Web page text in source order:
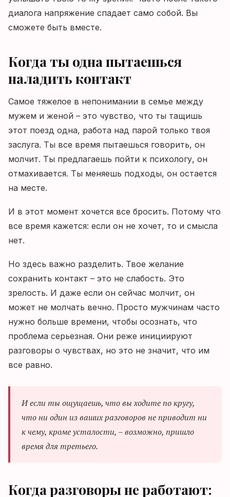
диалога напряжение спадает само собой. Вы
сможете быть вместе.
Когда ты одна пытаешься
наладить контакт
Самое тяжелое в непонимании в семье между
мужем и женой – это чувство, что ты тащишь
этот поезд одна, работа над парой только твоя
заслуга. Ты все время пытаешься говорить, он
молчит. Ты предлагаешь пойти к психологу, он
отмахивается. Ты меняешь подходы, он остается
на месте.
И в этот момент хочется все бросить. Потому что
все время кажется: если он не хочет, то и смысла
нет.
Но здесь важно разделить. Твое желание
сохранить контакт – это не слабость. Это
зрелость. И даже если он сейчас молчит, он
может не молчать вечно. Просто мужчинам часто
нужно больше времени, чтобы осознать, что
проблема серьезная. Они реже инициируют
разговоры о чувствах, но это не значит, что им
все равно.
И если ты ощущаешь, что вы ходите по кругу,
что ни один из ваших разговоров не приводит ни
к чему, кроме усталости, – возможно, пришло
время для третьего.
Когда разговоры не работают: